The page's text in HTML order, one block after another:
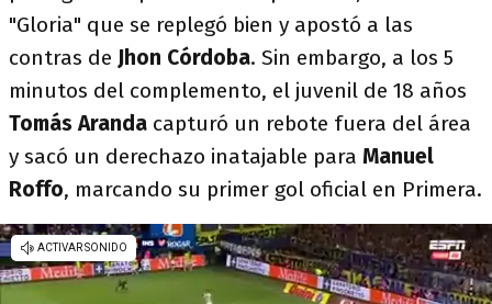
"Gloria" que se replegó bien y apostó a las
contras de Jhon Córdoba. Sin embargo, a los 5
minutos del complemento, el juvenil de 18 años
Tomás Aranda capturó un rebote fuera del área
y sacó un derechazo inatajable para Manuel
Roffo, marcando su primer gol oficial en Primera.